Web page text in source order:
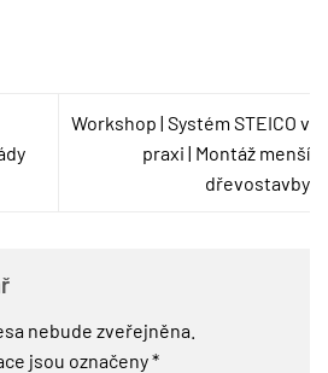
Workshop | Systém STEICO v
praxi | Montáž menší
dřevostavby
nebude zveřejněna.
jsou označeny*